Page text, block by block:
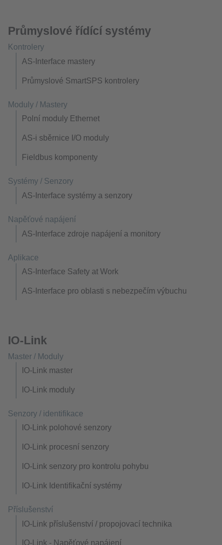
Průmyslové řídící systémy
Kontrolery
AS-Interface mastery
Průmyslové SmartSPS kontrolery
Moduly / Mastery
Polní moduly Ethernet
AS-i sběrnice I/O moduly
Fieldbus komponenty
Systémy / Senzory
AS-Interface systémy a senzory
Napěťové napájení
AS-Interface zdroje napájení a monitory
Aplikace
AS-Interface Safety at Work
AS-Interface pro oblasti s nebezpečím výbuchu
IO-Link
Master / Moduly
IO-Link master
IO-Link moduly
Senzory / identifikace
IO-Link polohové senzory
IO-Link procesní senzory
IO-Link senzory pro kontrolu pohybu
IO-Link Identifikační systémy
Příslušenství
IO-Link příslušenství / propojovací technika
IO-Link - Napěťové napájení